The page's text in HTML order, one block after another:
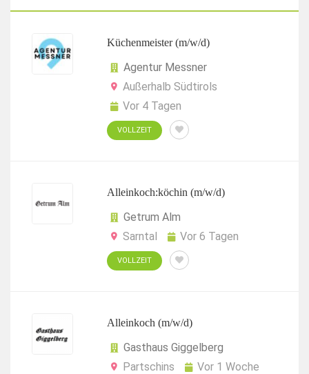
Küchenmeister (m/w/d)
Agentur Messner
Außerhalb Südtirols
Vor 4 Tagen
VOLLZEIT
Alleinkoch:köchin (m/w/d)
Getrum Alm
Sarntal
Vor 6 Tagen
VOLLZEIT
Alleinkoch (m/w/d)
Gasthaus Giggelberg
Partschins
Vor 1 Woche